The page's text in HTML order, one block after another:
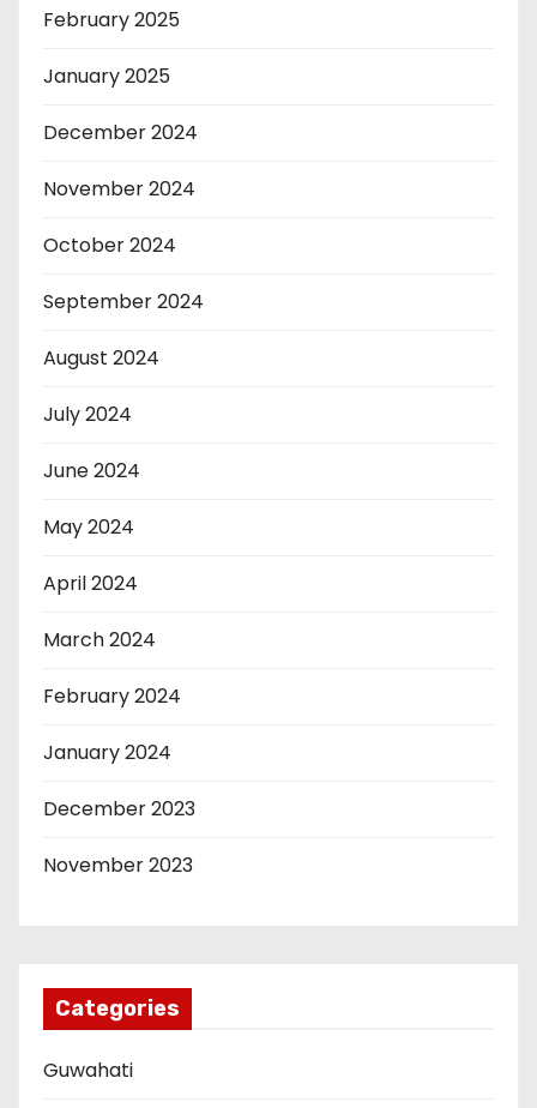
February 2025
January 2025
December 2024
November 2024
October 2024
September 2024
August 2024
July 2024
June 2024
May 2024
April 2024
March 2024
February 2024
January 2024
December 2023
November 2023
Categories
Guwahati